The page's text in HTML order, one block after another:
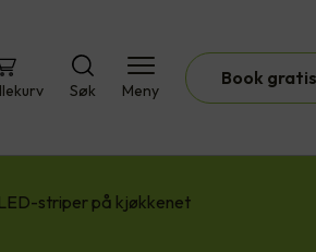
Søk Meny
Book
LED-striper på kjøkkenet